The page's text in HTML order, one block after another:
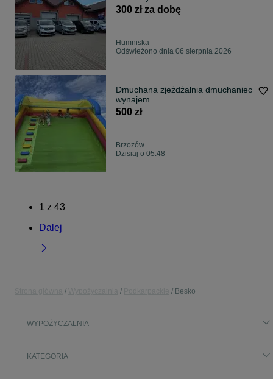
300 zł za dobę
Humniska
Odświeżono dnia 06 sierpnia 2026
Dmuchana zjeżdżalnia dmuchaniec
wynajem
500 zł
Brzozów
Dzisiaj o 05:48
1 z 43
Dalej
Besko
WYPOŻYCZALNIA
KATEGORIA